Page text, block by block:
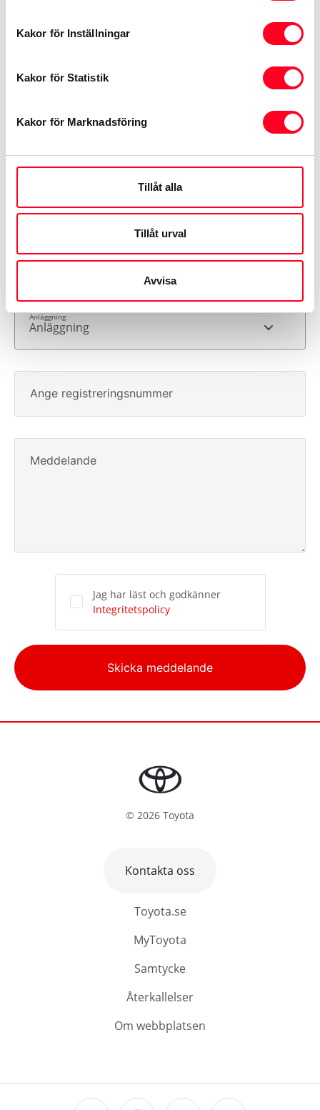
Kakor för Inställningar
Kakor för Statistik
Kakor för Marknadsföring
Tillåt alla
Tillåt urval
Avvisa
Efternamn
E-post
Anläggning
Ange registreringsnummer
Meddelande
Jag har läst och godkänner
Integritetspolicy
Alternative:
Skicka meddelande
© 2026 Toyota
Toyota.se
MyToyota
Samtycke
Återkallelser
Om webbplatsen
Kontakta oss